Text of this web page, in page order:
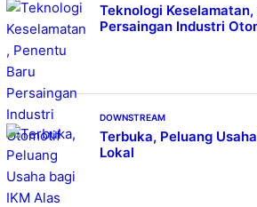
Teknologi
Persaingan Industri
DOWNSTREAM
Terbuka, Peluang
Lokal